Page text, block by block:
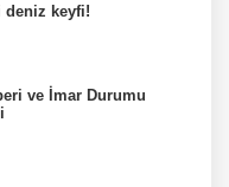
deniz keyfi!
ve İmar Durumu